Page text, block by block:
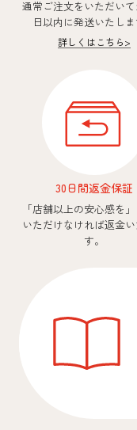
通常ご注文をいただいて
日以内に発送いたしま
詳しくはこちら>
30日間返金保証
「店舗以上の安心感を」
いただけなければ返金い
す。